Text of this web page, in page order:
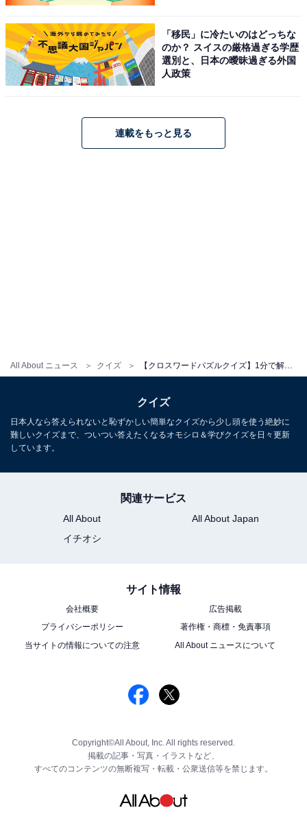
All About ニュース クイズ 【クロスワードパズルクイズ】1分で解ける？ □に入るひらがなは？ 「有名な地名」がヒント
「移民」に冷たいのはどっちな
のか？ スイスの厳格過ぎる学歴
選別と、日本の曖昧過ぎる外国
人政策
連載をもっと見る
クイズ
日本人なら答えられないと恥ずかしい簡単なクイズから少し頭を使う絶妙に
難しいクイズまで、ついつい答えたくなるオモシロ＆学びクイズを日々更新
しています。
関連サービス
All About
All About Japan
イチオシ
サイト情報
会社概要
広告掲載
プライバシーポリシー
著作権・商標・免責事項
当サイトの情報についての注意
All About ニュースについて
Copyright©All About, Inc. All rights reserved.
掲載の記事・写真・イラストなど、
すべてのコンテンツの無断複写・転載・公衆送信等を禁じます。